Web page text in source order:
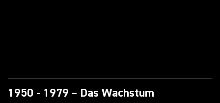
1950 - 1979 – Das Wachstum